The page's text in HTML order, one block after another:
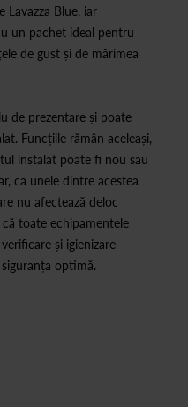
Lavazza Blue, iar
un pachet ideal pentru
de gust și de mărimea
de prezentare și poate
Funcțiile rămân aceleași,
instalat poate fi nou sau
ca unele dintre acestea
nu afectează deloc
toate echipamentele
și igienizare
optimă.